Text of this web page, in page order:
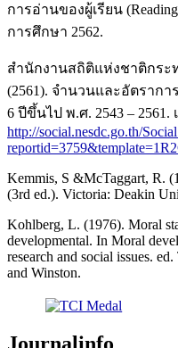
การอ่านของผู้เรียน
การศึกษา 2562.
สำนักงานสถิติแห่งชาติกระ
(2561). จำนวนและอัตราก
6 ปีขึ้นไป พ.ศ. 2543 – 2561.
http://social.nesdc.go.th/
Kemmis, S &McTaggart, R.
(3rd ed.). Victoria: Deakin
Kohlberg, L. (1976). Moral
developmental. In Moral
research and social issues.
and Winston.